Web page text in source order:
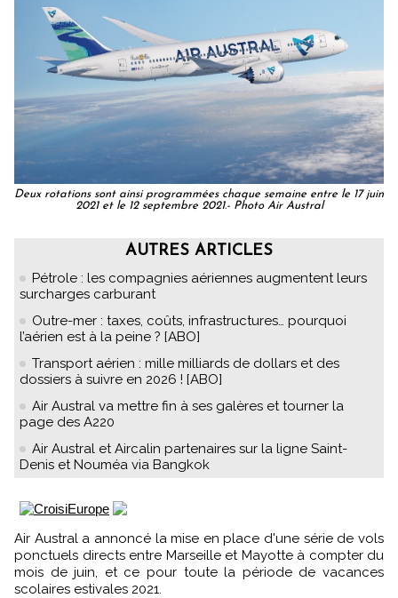
Deux rotations sont ainsi programmées chaque semaine entre le 17 juin
2021 et le 12 septembre 2021.- Photo Air Austral
AUTRES ARTICLES
Pétrole : les compagnies aériennes augmentent leurs
surcharges carburant
Outre-mer : taxes, coûts, infrastructures… pourquoi
l’aérien est à la peine ? [ABO]
Transport aérien : mille milliards de dollars et des
dossiers à suivre en 2026 ! [ABO]
Air Austral va mettre fin à ses galères et tourner la
page des A220
Air Austral et Aircalin partenaires sur la ligne Saint-
Denis et Nouméa via Bangkok
Air Austral a annoncé la mise en place d'une série de vols
ponctuels directs entre Marseille et Mayotte à compter du
mois de juin, et ce pour toute la période de vacances
scolaires estivales 2021.